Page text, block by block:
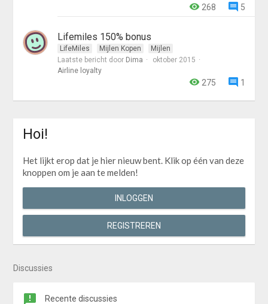
5
268
Lifemiles 150% bonus
LifeMiles Mijlen Kopen
Mijlen
Laatste bericht door Dima
oktober 2015
Airline loyalty
1
275
Hoi!
Het lijkt erop dat je hier nieuw bent. Klik op één van deze
knoppen om je aan te melden!
INLOGGEN
REGISTREREN
Discussies
Recente discussies